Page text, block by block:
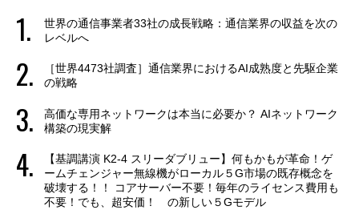
世界の通信事業者33社の成長戦略：通信業界の収益を次の
レベルへ
［世界4473社調査］通信業界におけるAI成熟度と先駆企業
の戦略
高価な専用ネットワークは本当に必要か？ AIネットワーク
構築の現実解
【基調講演 K2-4 スリーダブリュー】何もかもが革命！ゲ
ームチェンジャー無線機がローカル５G市場の既存概念を
破壊する！！ コアサーバー不要！毎年のライセンス費用も
不要！でも、超安価！ の新しい５Gモデル